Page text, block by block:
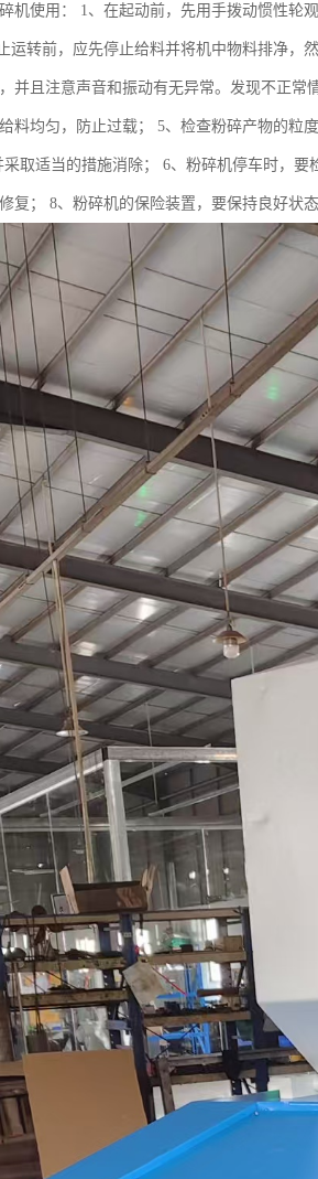
机使用： 1、在起动前，先用手拨动惯性轮
运转前，应先停止给料并将机中物料排净，
并且注意声音和振动有无异常。发现不正
料均匀，防止过载； 5、检查粉碎产物的粒
取适当的措施消除； 6、粉碎机停车时，
复； 8、粉碎机的保险装置，要保持良好状